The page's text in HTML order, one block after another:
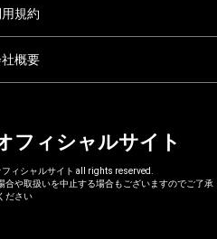
規約
概要
フィシャルサイト
ィシャルサイト all rights reserved.
や取扱いを中止する場合もございますのでご了承
ださい